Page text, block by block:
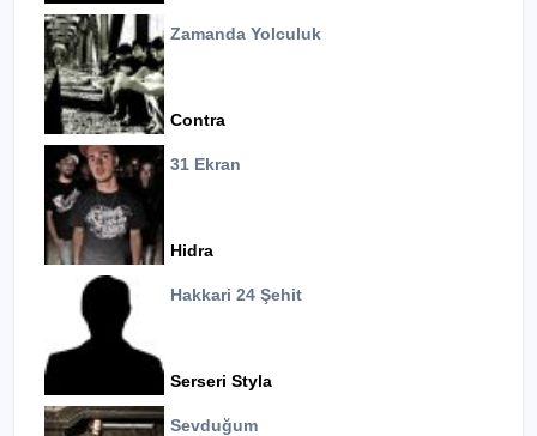
Zamanda Yolculuk
Contra
31 Ekran
Hidra
Hakkari 24 Şehit
Serseri Styla
Sevduğum